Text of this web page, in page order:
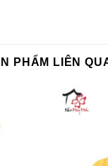
PHẨM LIÊN